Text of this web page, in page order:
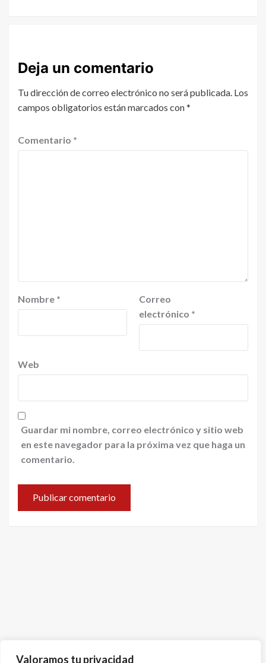
Valoramos tu privacidad
Deja un comentario
Tu dirección de correo electrónico no será publicada. Los
campos obligatorios están marcados con*
Comentario *
Nombre *
Correo
electrónico *
Web
Guardar mi nombre, correo electrónico y sitio web
en este navegador para la próxima vez que haga un
comentario.